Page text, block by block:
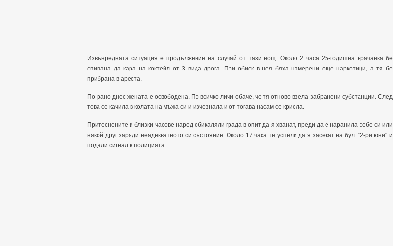
Извънредната ситуация е продължение на случай от тази нощ. Около 2 часа 25-годишна врачанка бе
спипана да кара на коктейл от 3 вида дрога. При обиск в нея бяха намерени още наркотици, а тя бе
прибрана в ареста.
По-рано днес жената е освободена. По всичко личи обаче, че тя отново взела забранени субстанции. След
това се качила в колата на мъжа си и изчезнала и от тогава насам се криела.
Притеснените ѝ близки часове наред обикаляли града в опит да я хванат, преди да е наранила себе си или
някой друг заради неадекватното си състояние. Около 17 часа те успели да я засекат на бул. "2-ри юни" и
подали сигнал в полицията.